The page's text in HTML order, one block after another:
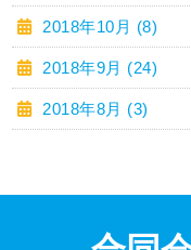
2018年10月 (8)
2018年9月 (24)
2018年8月 (3)